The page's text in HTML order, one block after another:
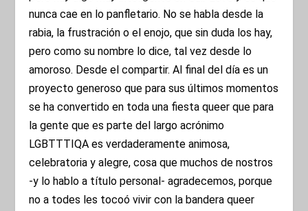
nunca cae en lo panfletario. No se habla desde la
rabia, la frustración o el enojo, que sin duda los hay,
pero como su nombre lo dice, tal vez desde lo
amoroso. Desde el compartir. Al final del día es un
proyecto generoso que para sus últimos momentos
se ha convertido en toda una fiesta queer que para
la gente que es parte del largo acrónimo
LGBTTTIQA es verdaderamente animosa,
celebratoria y alegre, cosa que muchos de nostros
-y lo hablo a título personal- agradecemos, porque
no a todes les tocoó vivir con la bandera queer